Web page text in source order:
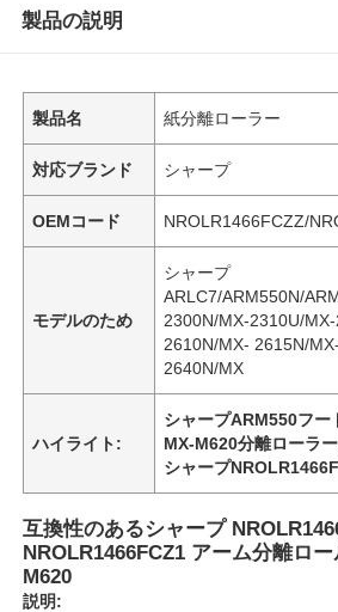
製品の説明
製品名 紙分離ローラー
対応ブランド シャープ
OEMコード NROLR1466FCZZ/
モデルのため
シャープ
ARLC7/ARM550N/
2300N/MX-2310U/
2610N/MX- 2615N/
2640N/MX
ハイライト:
シャープARM550フー
MX-M620分離ローラー
シャープ
互換性のあるシャープ
NROLR1466FCZ1 アーム分離ロ
M620
説明: